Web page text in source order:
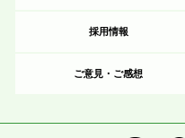
採用情報
ご意見・ご感想